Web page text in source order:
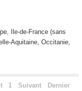
Ile-de-France (sans
Aquitaine, Occitanie,
1 Suivant Dernier